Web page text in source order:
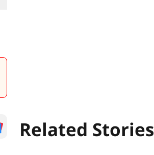
Related Stories